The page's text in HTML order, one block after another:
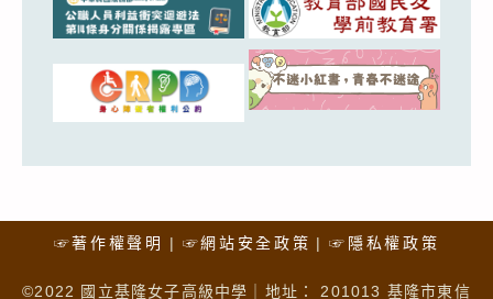
☞著作權聲明 ☞網站安全政策 ☞隱私權政策
©2022 國立基隆女子高級中學｜地址： 201013 基隆市東信